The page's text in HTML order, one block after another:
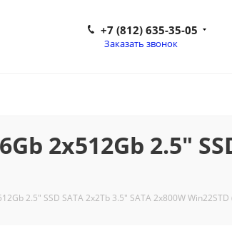
+7 (812) 635-35-05
Заказать звонок
2x512Gb 2.5"
2.5" SSD SATA 2x2Tb 3.5" SATA 2x800W